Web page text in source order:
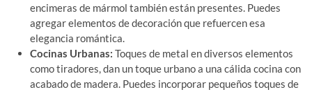
encimeras de mármol también están presentes. Puedes
agregar elementos de decoración que refuercen esa
elegancia romántica.
Cocinas Urbanas: Toques de metal en diversos elementos
como tiradores, dan un toque urbano a una cálida cocina con
acabado de madera. Puedes incorporar pequeños toques de